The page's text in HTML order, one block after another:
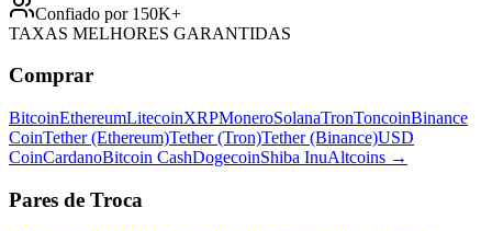
Confiado por 150K+
TAXAS MELHORES GARANTIDAS
Comprar
BitcoinEthereumLitecoinXRPMoneroSolanaTronToncoinBinance
CoinTether (Ethereum)Tether (Tron)Tether (Binance)USD
CoinCardanoBitcoin CashDogecoinShiba InuAltcoins →
Pares de Troca